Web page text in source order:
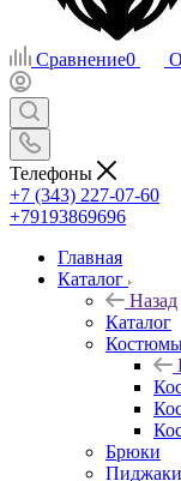
Сравнение0
Телефоны
+7 (343) 227-07-60
+79193869696
Главная
Каталог
Назад
Каталог
Брюки
Пиджаки